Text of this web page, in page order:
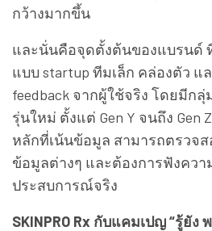
กว้างมากขึ้น
และนั่นคือจุดตั้งต้นของแบรนด์
แบบ startup ทีมเล็ก คล่องตัว แ
feedback จากผู้ใช้จริง โดยมีก
รุ่นใหม่ ตั้งแต่ Gen Y จนถึง Gen
หลักที่เน้นข้อมูล สามารถตรวจ
ข้อมูลต่างๆ และต้องการฟังควา
ประสบการณ์จริง
SKINPRO Rx กับแคมเปญ “รู้ยั